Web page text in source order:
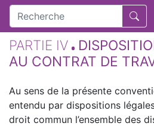
PARTIE IV
AU CONTRAT DE
Au sens de la présente
entendu par dispositions
droit commun l’ensemble des